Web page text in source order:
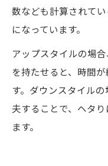
数なども計算されて
になっています。
アップスタイルの場
を持たせると、時間
す。ダウンスタイル
夫することで、ヘタ
ます。